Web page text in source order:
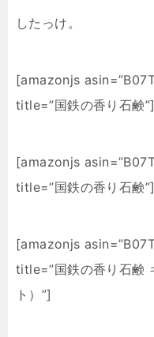
したっけ。
[amazonjs
title=”国鉄の香り石鹸”]
[amazonjs
title=”国鉄の香り石鹸”]
[amazonjs
title=”国鉄の香り石鹸
ト）”]